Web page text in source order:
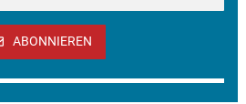
ABONNIEREN